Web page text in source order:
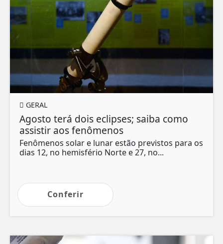
GERAL
Agosto terá dois eclipses; saiba como
assistir aos fenômenos
Fenômenos solar e lunar estão previstos para os
dias 12, no hemisfério Norte e 27, no...
Conferir